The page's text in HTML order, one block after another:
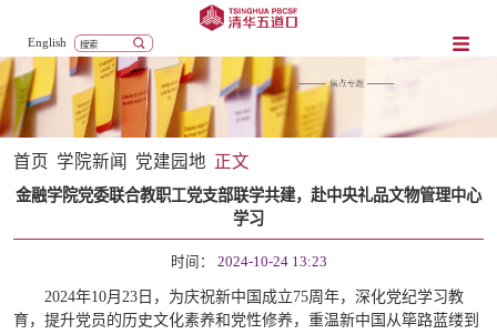
English
首页 学院新闻 党建园地 正文
金融学院党委联合教职工党支部联学共建，赴中央礼品文物管理中心
学习
时间： 2024-10-24 13:23
2024年10月23日，为庆祝新中国成立75周年，深化党纪学习教
育，提升党员的历史文化素养和党性修养，重温新中国从筚路蓝缕到